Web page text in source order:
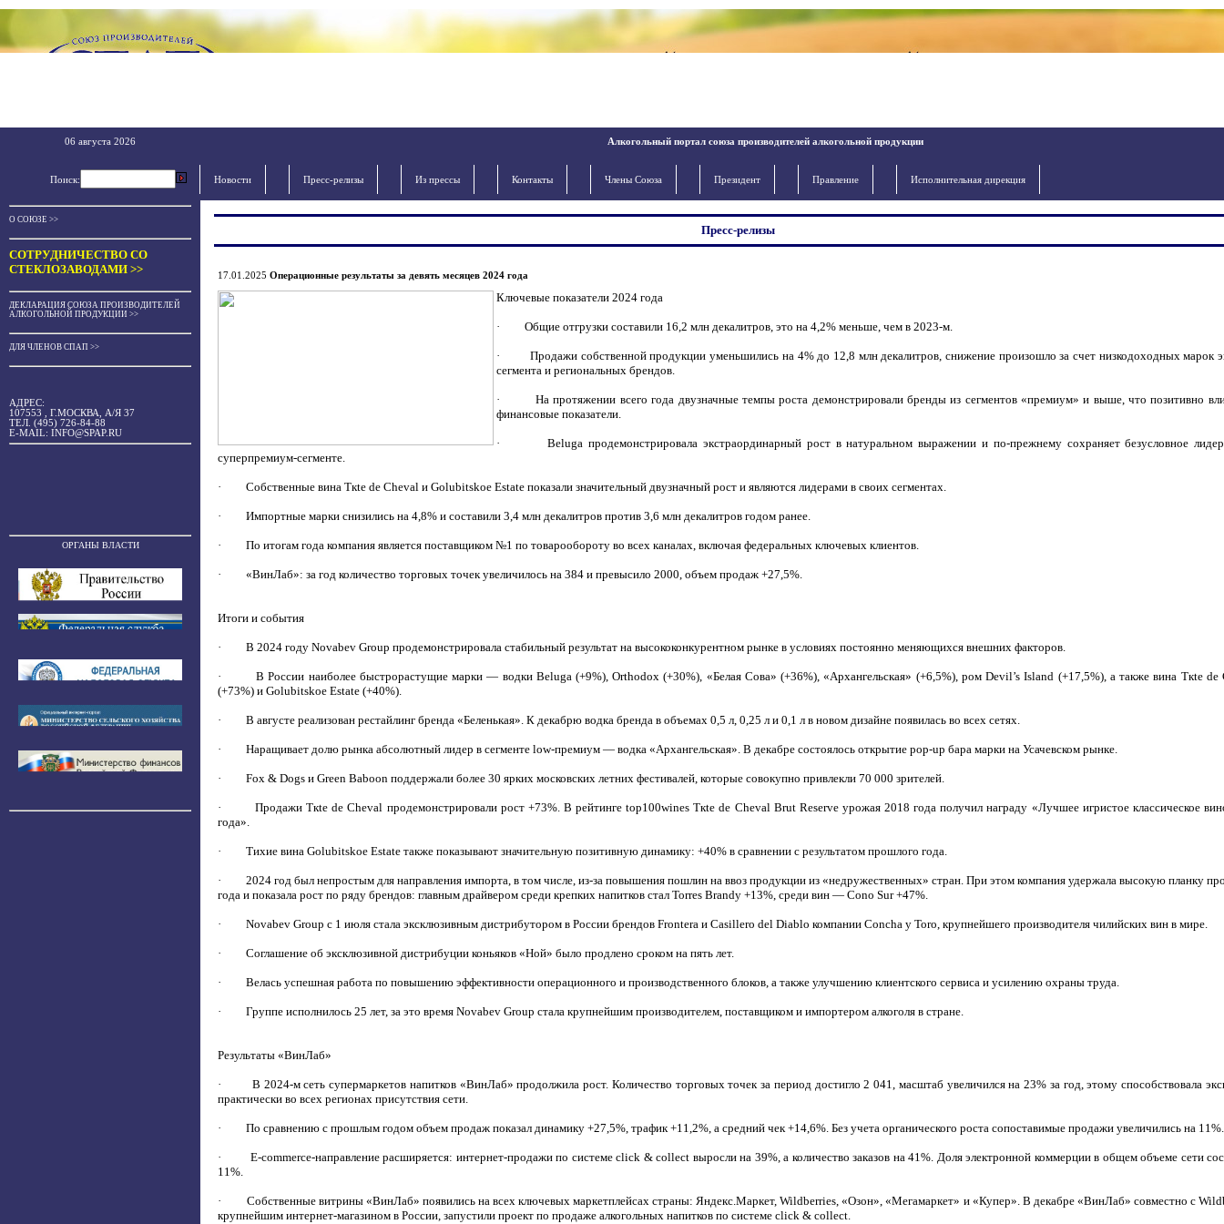
06 августа 2026 Алкогольный портал союза производителей алкогольной продукции
Поиск: Новости Пресс-релизы Из прессы Контакты Члены Cоюза Президент Правление Исполнительная дирекция
О СОЮЗЕ >>
СОТРУДНИЧЕСТВО СО
СТЕКЛОЗАВОДАМИ >>
ДЕКЛАРАЦИЯ СОЮЗА ПРОИЗВОДИТЕЛЕЙ
АЛКОГОЛЬНОЙ ПРОДУКЦИИ >>
ДЛЯ ЧЛЕНОВ СПАП >>
АДРЕС:
107553 , Г.МОСКВА, А/Я 37
ТЕЛ. (495) 726-84-88
E-MAIL: INFO@SPAP.RU
ОРГАНЫ ВЛАСТИ
Пресс-релизы
17.01.2025 Операционные результаты за девять месяцев 2024 года
Ключевые показатели 2024 года
· Общие отгрузки составили 16,2 млн декалитров, это на 4,2% меньше, чем в 2023-м.
· Продажи собственной продукции уменьшились на 4% до 12,8 млн декалитров, снижение произошло за счет низкодоходных марок
сегмента и региональных брендов.
· На протяжении всего года двузначные темпы роста демонстрировали бренды из сегментов «премиум» и выше, что позитивно
финансовые показатели.
· Beluga продемонстрировала экстраординарный рост в натуральном выражении и по-прежнему сохраняет безусловное
суперпремиум-сегменте.
· Собственные вина Tкte de Cheval и Golubitskoe Estate показали значительный двузначный рост и являются лидерами в своих сегментах.
· Импортные марки снизились на 4,8% и составили 3,4 млн декалитров против 3,6 млн декалитров годом ранее.
· По итогам года компания является поставщиком №1 по товарообороту во всех каналах, включая федеральных ключевых клиентов.
· «ВинЛаб»: за год количество торговых точек увеличилось на 384 и превысило 2000, объем продаж +27,5%.
Итоги и события
· В 2024 году Novabev Group продемонстрировала стабильный результат на высококонкурентном рынке в условиях постоянно меняющихся внешних факторов.
· В России наиболее быстрорастущие марки — водки Beluga (+9%), Orthodox (+30%), «Белая Сова» (+36%), «Архангельская» (+6,5%), ром Devil’s Island (+17,5%), а также вина Tкte de
(+73%) и Golubitskoe Estate (+40%).
· В августе реализован рестайлинг бренда «Беленькая». К декабрю водка бренда в объемах 0,5 л, 0,25 л и 0,1 л в новом дизайне появилась во всех сетях.
· Наращивает долю рынка абсолютный лидер в сегменте low-премиум — водка «Архангельская». В декабре состоялось открытие pop-up бара марки на Усачевском рынке.
· Fox & Dogs и Green Baboon поддержали более 30 ярких московских летних фестивалей, которые совокупно привлекли 70 000 зрителей.
· Продажи Tкte de Cheval продемонстрировали рост +73%. В рейтинге top100wines Tкte de Cheval Brut Reserve урожая 2018 года получил награду «Лучшее игристое классическое
года».
· Тихие вина Golubitskoe Estate также показывают значительную позитивную динамику: +40% в сравнении с результатом прошлого года.
· 2024 год был непростым для направления импорта, в том числе, из-за повышения пошлин на ввоз продукции из «недружественных» стран. При этом компания удержала высокую планку
года и показала рост по ряду брендов: главным драйвером среди крепких напитков стал Torres Brandy +13%, среди вин — Cono Sur +47%.
· Novabev Group с 1 июля стала эксклюзивным дистрибутором в России брендов Frontera и Casillero del Diablo компании Concha y Toro, крупнейшего производителя чилийских вин в мире.
· Соглашение об эксклюзивной дистрибуции коньяков «Ной» было продлено сроком на пять лет.
· Велась успешная работа по повышению эффективности операционного и производственного блоков, а также улучшению клиентского сервиса и усилению охраны труда.
· Группе исполнилось 25 лет, за это время Novabev Group стала крупнейшим производителем, поставщиком и импортером алкоголя в стране.
Результаты «ВинЛаб»
· В 2024-м сеть супермаркетов напитков «ВинЛаб» продолжила рост. Количество торговых точек за период достигло 2 041, масштаб увеличился на 23% за год, этому способствовала
практически во всех регионах присутствия сети.
· По сравнению с прошлым годом объем продаж показал динамику +27,5%, трафик +11,2%, а средний чек +14,6%. Без учета органического роста сопоставимые продажи увеличились на 11%.
· E-commerce-направление расширяется: интернет-продажи по системе click & collect выросли на 39%, а количество заказов на 41%. Доля электронной коммерции в общем объеме сети
11%.
· Собственные витрины «ВинЛаб» появились на всех ключевых маркетплейсах страны: Яндекс.Маркет, Wildberries, «Озон», «Мегамаркет» и «Купер». В декабре «ВинЛаб» совместно с
крупнейшим интернет-магазином в России, запустили проект по продаже алкогольных напитков по системе click & collect.